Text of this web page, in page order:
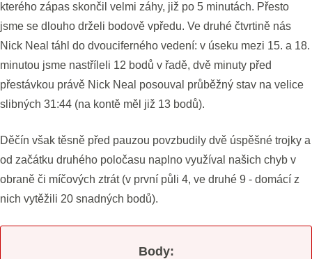
kterého zápas skončil velmi záhy, již po 5 minutách. Přesto
jsme se dlouho drželi bodově vpředu. Ve druhé čtvrtině nás
Nick Neal táhl do dvouciferného vedení: v úseku mezi 15. a 18.
minutou jsme nastříleli 12 bodů v řadě, dvě minuty před
přestávkou právě Nick Neal posouval průběžný stav na velice
slibných 31:44 (na kontě měl již 13 bodů).
Děčín však těsně před pauzou povzbudily dvě úspěšné trojky a
od začátku druhého poločasu naplno využíval našich chyb v
obraně či míčových ztrát (v první půli 4, ve druhé 9 - domácí z
nich vytěžili 20 snadných bodů).
Body: